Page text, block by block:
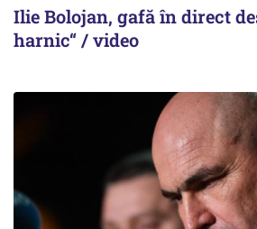
Ilie Bolojan, gafă în direct
harnic“ / video